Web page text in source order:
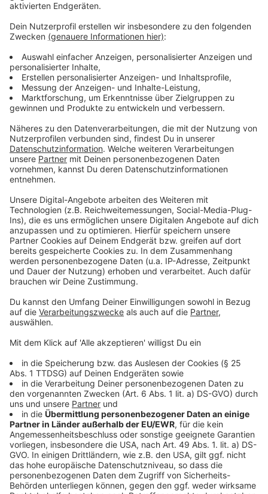
Anzeige
Klimawandel. Künstliche Intelligenz. Legales Kiffen.
Waffenverbotszonen… es ist nicht zu bestreiten: Wir
leben in komischen Zeiten. Die Frage ist: Kann man
diesen komischen Zeiten trotz aller Unsicherheiten
und berechtigten Sorgen auch lustige Seiten
ComedianGuido Cantzdie Bühne betritt.
Der blonde Entertainer begeistert seine Fans seit 34
Jahren mit unverwechselbarem Humor und
treffsicheren Gags. Ob als Moderator, schlagfertiger
Gast in zahlreichen Fernsehshows oder als Redner im
Kölner Karneval: Wenn Cantz kommt, gibt’s garantiert
was zu lachen!
Anzeige
Mirja Regensburgmacht uns happy! "Happy wife,
happy life!", "Choose happy!" Vom Wandtattoo bis
Motto-Shirt:
Feel-Good-Botschaften wie diese gibt es unzählige.
Wenn`s nur so einfach wäre! Glücklich sein wollen wir
alle, aber wer kriegt´s auch wirklich hin? Mit ihrem
neuen Programm "HAPPY" verspricht Mirja
Regensburg: Gemeinsam schaffen wir´s - und es wird
ein Riesenspaß beim Comedy Camp in Bergheim.